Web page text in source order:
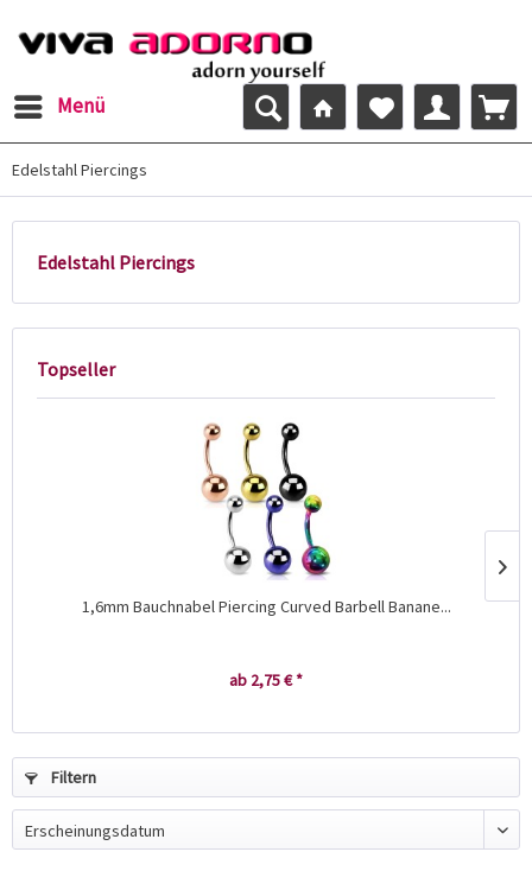
Menü
Edelstahl Piercings
Edelstahl Piercings
Topseller
1,6mm Bauchnabel Piercing Curved Barbell Banane...
ab 2,75 € *
Filtern